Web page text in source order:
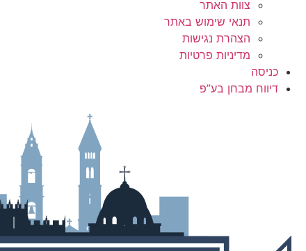
צוות האתר
תנאי שימוש באתר
הצהרת נגישות
מדיניות פרטיות
כניסה
דיווח מבחן בע”פ